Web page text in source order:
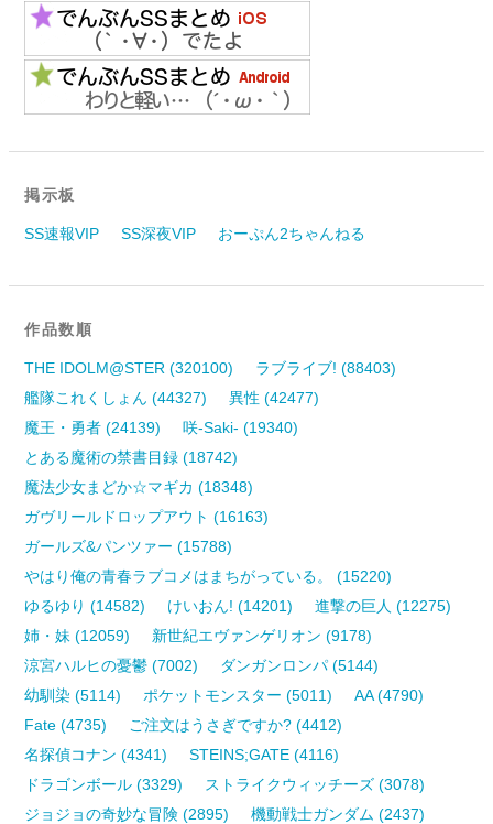
掲示板
SS速報VIP SS深夜VIP おーぷん2ちゃんねる
作品数順
THE IDOLM@STER (320100)
ラブライブ! (88403)
艦隊これくしょん (44327)
異性 (42477)
魔王・勇者 (24139)
咲-Saki- (19340)
とある魔術の禁書目録 (18742)
魔法少女まどか☆マギカ (18348)
ガヴリールドロップアウト (16163)
ガールズ&パンツァー (15788)
やはり俺の青春ラブコメはまちがっている。 (15220)
ゆるゆり (14582)
けいおん! (14201)
進撃の巨人 (12275)
姉・妹 (12059)
新世紀エヴァンゲリオン (9178)
涼宮ハルヒの憂鬱 (7002)
ダンガンロンパ (5144)
幼馴染 (5114)
ポケットモンスター (5011)
AA (4790)
Fate (4735)
ご注文はうさぎですか? (4412)
名探偵コナン (4341)
STEINS;GATE (4116)
ドラゴンボール (3329)
ストライクウィッチーズ (3078)
ジョジョの奇妙な冒険 (2895)
機動戦士ガンダム (2437)